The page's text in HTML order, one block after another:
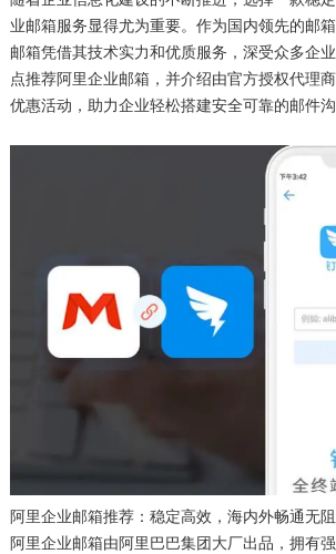
业邮箱服务显得尤为重要。作为国内领先的邮
邮箱凭借其技术实力和优质服务，深受众多企
点推荐阿里企业邮箱，并介绍由官方授权代理
优惠活动，助力企业轻松搭建安全可靠的邮件沟
阿里企业邮箱推荐：稳定高效，海内外畅通无阻
阿里企业邮箱由阿里巴巴集团大厂出品，拥有